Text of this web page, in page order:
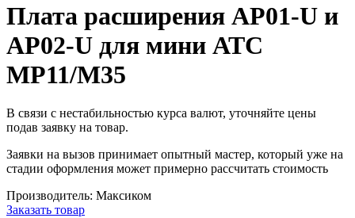
Плата расширения AP01-U и
AP02-U для мини АТС
MP11/M35
В связи с нестабильностью курса валют, уточняйте цены
подав заявку на товар.
Заявки на вызов принимает опытный мастер, который уже на
стадии оформления может примерно рассчитать стоимость
Производитель: Максиком
Заказать товар